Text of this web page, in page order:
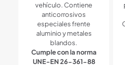
vehículo. Contiene
anticorrosivos
especiales frente
aluminio y metales
blandos.
Cumple con la norma
UNE-EN 26-361-88